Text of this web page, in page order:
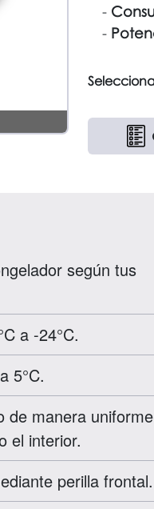
según tus
a -24°C.
5°C.
de manera
el interior.
perilla frontal.